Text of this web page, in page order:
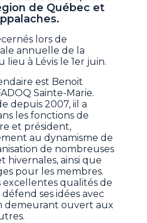
de Québec et
lors de
annuelle de la
lieu à Lévis le 1er juin.
est Benoit
Sainte-Marie.
depuis 2007, iil a
les fonctions de
et président,
au dynamisme de
de nombreuses
hivernales, ainsi que
pour les membres.
excellentes qualités de
ses idées avec
demeurant ouvert aux